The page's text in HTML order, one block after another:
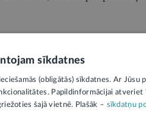
aktualizējušas
un ko tajā vajadzētu
sīkdatnes
(obligātās) sīkdatnes. Ar Jūsu
Papildinformācijai atveriet
šajā vietnē. Plašāk – sīkdatņu